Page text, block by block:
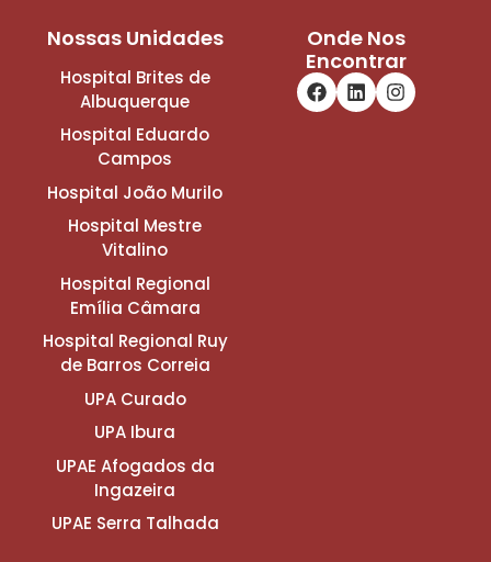
Nossas Unidades
Hospital Brites de
Albuquerque
Hospital Eduardo
Campos
Hospital João Murilo
Hospital Mestre
Vitalino
Hospital Regional
Emília Câmara
Hospital Regional Ruy
de Barros Correia
UPA Curado
UPA Ibura
UPAE Afogados da
Ingazeira
UPAE Serra Talhada
Onde Nos
Encontrar